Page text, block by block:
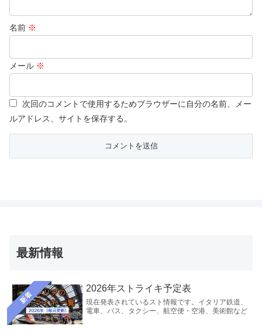
名前 ※
メール ※
次回のコメントで使用するためブラウザーに自分の名前、メー
ルアドレス、サイトを保存する。
最新情報
新着
2026年ストライキ予定表
現在発表されているスト情報です。イタリア鉄道、
電車、バス、タクシー、航空便・空港、美術館など